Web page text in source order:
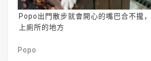
Popo出門散步就會開心的嘴巴合不攏
上廁所的地方
Popo